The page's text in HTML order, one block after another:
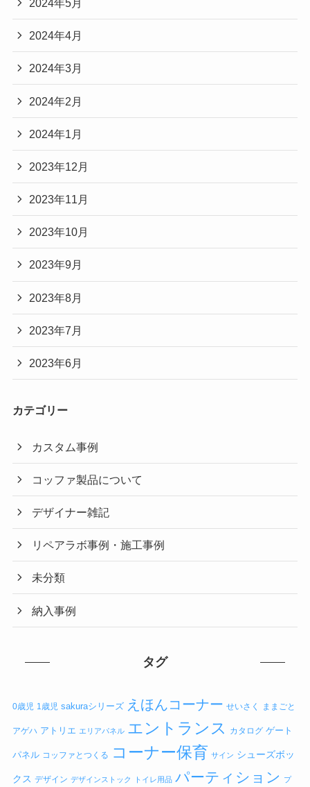
2024年5月
2024年4月
2024年3月
2024年2月
2024年1月
2023年12月
2023年11月
2023年10月
2023年9月
2023年8月
2023年7月
2023年6月
カテゴリー
カスタム事例
コッファ製品について
デザイナー雑記
リペアラボ事例・施工事例
未分類
納入事例
タグ
0歳児 1歳児 sakuraシリーズ えほんコーナー せいさく ままごと
アゲハ アトリエ エリアパネル エントランス カタログ ゲート
パネル コッファとつくる コーナー保育 サイン シューズボッ
クス デザイン デザインストック トイレ用品 パーティション プ